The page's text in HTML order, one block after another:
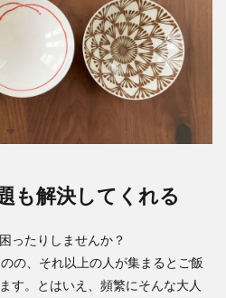
も解決してくれる
ったりしませんか？
の、それ以上の人が集まるとご飯
す。とはいえ、頻繁にそんな大人